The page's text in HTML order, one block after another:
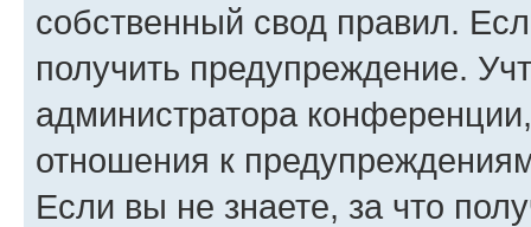
собственный свод правил.
получить предупреждение.
администратора
отношения к
Если вы не знаете, за что